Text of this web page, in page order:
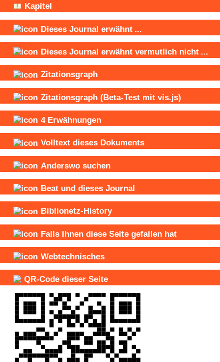
Kapitel
Dieses Journal erwähnt ...
Dieses Journal erwähnt vermutlich nicht ...
Zitationsgraph
Zitationsgraph (Beta-Test mit vis.js)
4 Erwähnungen
Volltext dieses Dokuments
Anderswo suchen
Beat und dieses Journal
Biblionetz-History
Falls Ihnen diese Seite gefallen hat
Webtechnisches
QR-Code dieser Seite